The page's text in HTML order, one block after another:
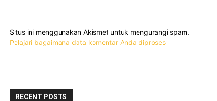
Situs ini menggunakan Akismet untuk mengurangi spam.
Pelajari bagaimana data komentar Anda diproses
RECENT POSTS